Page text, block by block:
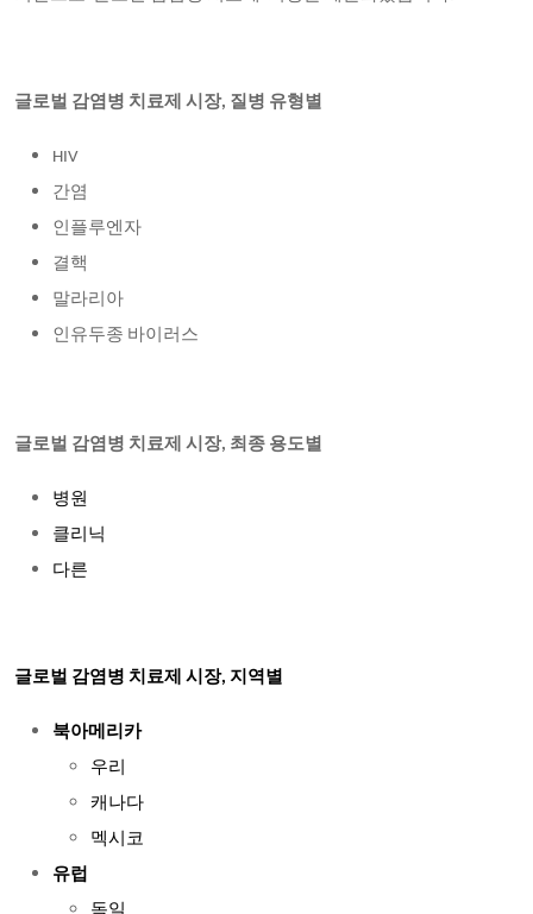
글로벌 감염병 치료제 시장, 질병 유형별
HIV
간염
인플루엔자
결핵
말라리아
인유두종 바이러스
글로벌 감염병 치료제 시장, 최종 용도별
병원
클리닉
다른
글로벌 감염병 치료제 시장, 지역별
북아메리카
우리
캐나다
멕시코
유럽